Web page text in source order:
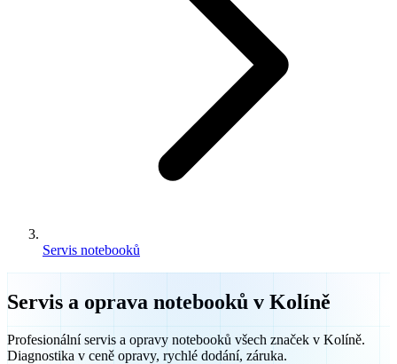
Servis notebooků
Servis a oprava notebooků v Kolíně
Profesionální servis a opravy notebooků všech značek v Kolíně.
Diagnostika v ceně opravy, rychlé dodání, záruka.